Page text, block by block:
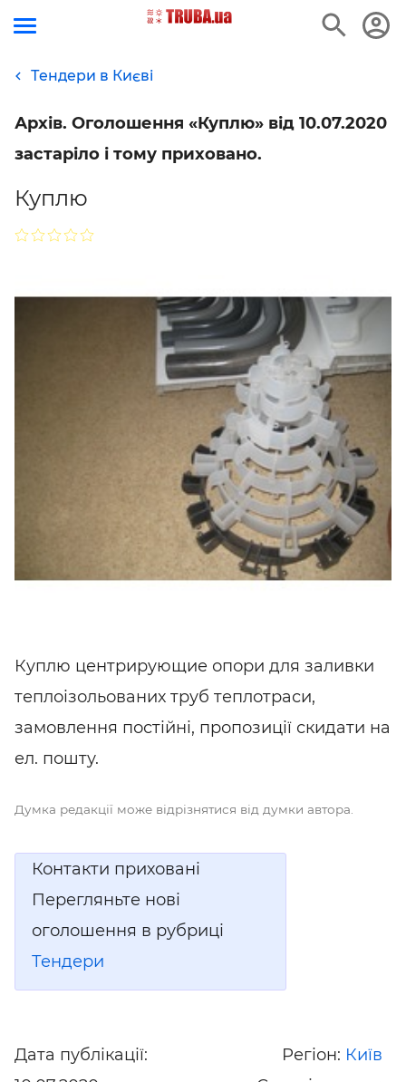
Тендери в Києві
Архів. Оголошення «Куплю» від 10.07.2020
застаріло і тому приховано.
Куплю
Куплю центрирующие опори для заливки
теплоізольованих труб теплотраси,
замовлення постійні, пропозиції скидати на
ел. пошту.
Думка редакції може відрізнятися від думки автора.
Контакти приховані
Перегляньте нові
оголошення в рубриці
Тендери
Дата публікації:
Регіон: Київ